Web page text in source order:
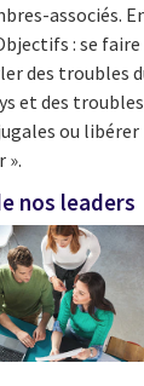
associés.
: se
des troubles
et des
ou
».
nos leaders